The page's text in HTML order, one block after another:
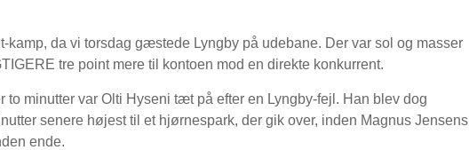
kamp, da vi torsdag gæstede Lyngby på udebane. Der var sol og masser
tre point mere til kontoen mod en direkte konkurrent.
to minutter var Olti Hyseni tæt på efter en Lyngby-fejl. Han blev dog
senere højest til et hjørnespark, der gik over, inden Magnus Jensens
ende.